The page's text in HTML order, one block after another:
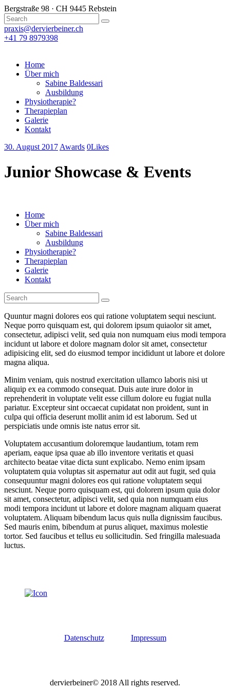
Bergstraße 98 · CH 9445 Rebstein
praxis@dervierbeiner.ch
+41 79 8979398
Home
Über mich
Sabine Baldessari
Ausbildung
Physiotherapie?
Therapieplan
Galerie
Kontakt
30. August 2017 Awards 0Likes
Junior Showcase & Events
Home
Über mich
Sabine Baldessari
Ausbildung
Physiotherapie?
Therapieplan
Galerie
Kontakt
Quuntur magni dolores eos qui ratione voluptatem sequi nesciunt.
Neque porro quisquam est, qui dolorem ipsum quiaolor sit amet,
consectetur, adipisci velit, sed quia non numquam eius modi tempora
incidunt ut labore et dolore magnam dolor sit amet, consectetur
adipisicing elit, sed do eiusmod tempor incididunt ut labore et dolore
magna aliqua.
Minim veniam, quis nostrud exercitation ullamco laboris nisi ut
aliquip ex ea commodo consequat. Duis aute irure dolor in
reprehenderit in voluptate velit esse cillum dolore eu fugiat nulla
pariatur. Excepteur sint occaecat cupidatat non proident, sunt in
culpa qui officia deserunt mollit anim id est laborum. Sed ut
perspiciatis unde omnis iste natus error sit.
Voluptatem accusantium doloremque laudantium, totam rem
aperiam, eaque ipsa quae ab illo inventore veritatis et quasi
architecto beatae vitae dicta sunt explicabo. Nemo enim ipsam
voluptatem quia voluptas sit aspernatur aut odit aut fugit, sed quia
consequuntur magni dolores eos qui ratione voluptatem sequi
nesciunt. Neque porro quisquam est, qui dolorem ipsum quia dolor
sit amet, consectetur, adipisci velit, sed quia non numquam eius
modi tempora incidunt ut labore et dolore magnam aliquam quaerat
voluptatem. Aliquam bibendum lacus quis nulla dignissim faucibus.
Sed mauris enim, bibendum at purus aliquet, maximus molestie
tortor. Sed faucibus et tellus eu sollicitudin. Sed fringilla malesuada
luctus.
Datenschutz Impressum
dervierbeiner© 2018 All rights reserved.